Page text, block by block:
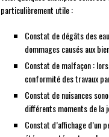
particulièrement utile :
Constat de dégâts des
dommages causés aux
Constat de malfaçon :
conformité des travaux
Constat de nuisances
différents moments de la
Constat d’affichage